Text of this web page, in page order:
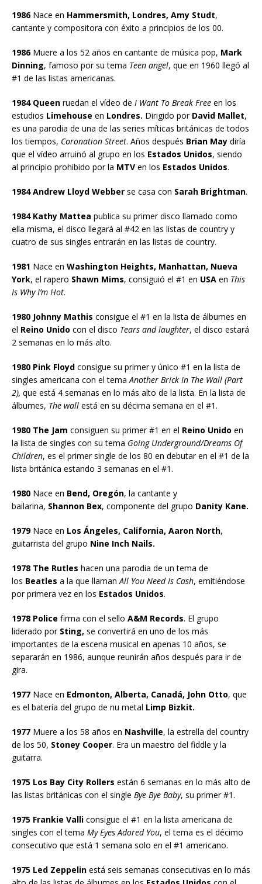
1986Nace en Hammersmith, Londres, Amy Studt,
cantante y compositora con éxito a principios de los 00.
1986Muere a los 52 años en cantante de música pop, Mark
Dinning, famoso por su tema Teen angel, que en 1960 llegó al
#1 de las listas americanas.
1984 Queen ruedan el vídeo de I Want To Break Free en los
estudios Limehouse en Londres. Dirigido porDavid Mallet,
es una parodia de una de las series míticas británicas de todos
los tiempos, Coronation Street. Años después Brian May diría
que el vídeo arruinó al grupo en los Estados Unidos, siendo
al principio prohibido por la MTV en los Estados Unidos.
1984 Andrew Lloyd Webber se casa con Sarah Brightman.
1984 Kathy Mattea publica su primer disco llamado como
ella misma, el disco llegará al #42 en las listas de country y
cuatro de sus singles entrarán en las listas de country.
1981 Nace en Washington Heights, Manhattan, Nueva
York, el rapero Shawn Mims, consiguió el #1 en USA en This
Is Why I’m Hot.
1980 Johnny Mathis consigue el #1 en la lista de álbumes en
el Reino Unido con el disco Tears and laughter, el disco estará
2 semanas en lo más alto.
1980 Pink Floyd consigue su primer y único #1 en la lista de
singles americana con el temaAnother Brick In The Wall (Part
2), que está 4 semanas en lo más alto de la lista. En la lista de
álbumes, The wall está en su décima semana en el #1.
1980 The Jam consiguen su primer #1 en el Reino Unido en
la lista de singles con su tema Going Underground/Dreams Of
Children, es el primer single de los 80 en debutar en el #1 de la
lista británica estando 3 semanas en el #1.
1980 Nace en Bend, Oregón, la cantante y
bailarina, Shannon Bex, componente del grupo Danity Kane.
1979Nace en Los Ángeles, California, Aaron North,
guitarrista del grupo Nine Inch Nails.
1978 The Rutles hacen una parodia de un tema de
los Beatles a la que llaman All You Need Is Cash, emitiéndose
por primera vez en los Estados Unidos.
1978 Police firma con el sello A&M Records. El grupo
liderado por Sting, se convertirá en uno de los más
importantes de la escena musical en apenas 10 años, se
separarán en 1986, aunque reunirán años después para ir de
gira.
1977 Nace en Edmonton, Alberta, Canadá, John Otto, que
es el batería del grupo de nu metal Limp Bizkit.
1977 Muere a los 58 años en Nashville, la estrella del country
de los 50, Stoney Cooper. Era un maestro del fiddle y la
guitarra.
1975 Los Bay City Rollers están 6 semanas en lo más alto de
las listas británicas con el single Bye Bye Baby, su primer #1.
1975 Frankie Valli consigue el #1 en la lista americana de
singles con el tema My Eyes Adored You, el tema es el décimo
consecutivo que está 1 semana solo en el #1 americano.
1975 Led Zeppelin está seis semanas consecutivas en lo más